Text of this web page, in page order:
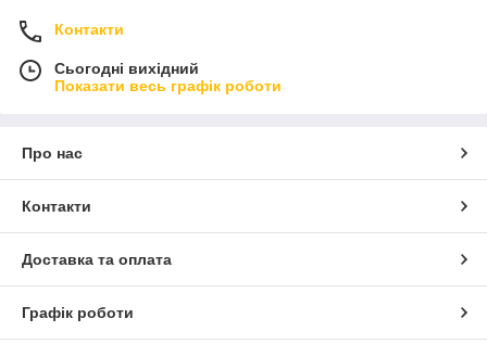
Контакти
Сьогодні вихідний
Показати весь графік роботи
Про нас
Контакти
Доставка та оплата
Графік роботи